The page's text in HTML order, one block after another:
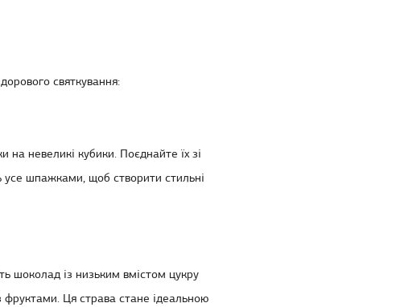
святкування:
на невеликі кубики. Поєднайте їх зі
усе шпажками, щоб створити стильні
шоколад із низьким вмістом цукру
фруктами. Ця страва стане ідеальною